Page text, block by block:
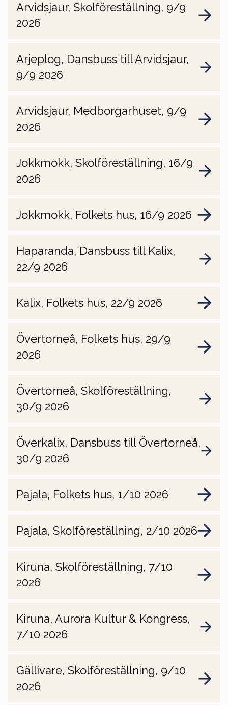
Arvidsjaur, Skolföreställning, 9/9
2026
Arjeplog, Dansbuss till Arvidsjaur,
9/9 2026
Arvidsjaur, Medborgarhuset, 9/9
2026
Jokkmokk, Skolföreställning, 16/9
2026
Jokkmokk, Folkets hus, 16/9 2026
Haparanda, Dansbuss till Kalix,
22/9 2026
Kalix, Folkets hus, 22/9 2026
Övertorneå, Folkets hus, 29/9
2026
Övertorneå, Skolföreställning,
30/9 2026
Överkalix, Dansbuss till Övertorneå,
30/9 2026
Pajala, Folkets hus, 1/10 2026
Pajala, Skolföreställning, 2/10 2026
Kiruna, Skolföreställning, 7/10
2026
Kiruna, Aurora Kultur & Kongress,
7/10 2026
Gällivare, Skolföreställning, 9/10
2026